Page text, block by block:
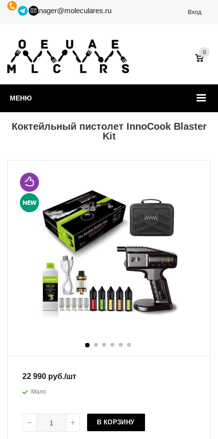
manager@moleculares.ru Вход
МЕНЮ
0
Коктейльный пистолет InnoCook Blaster
Kit
22 990 руб./шт
Мало
В КОРЗИНУ